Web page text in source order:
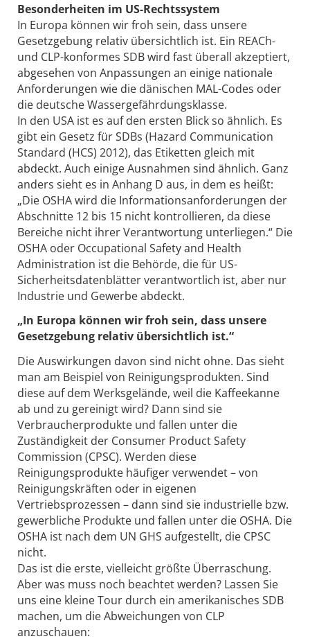
Besonderheiten im US-Rechtssystem
In Europa können wir froh sein, dass unsere
Gesetzgebung relativ übersichtlich ist. Ein REACh-
und CLP-konformes SDB wird fast überall akzeptiert,
abgesehen von Anpassungen an einige nationale
Anforderungen wie die dänischen MAL-Codes oder
die deutsche Wassergefährdungsklasse.
In den USA ist es auf den ersten Blick so ähnlich. Es
gibt ein Gesetz für SDBs (Hazard Communication
Standard (HCS) 2012), das Etiketten gleich mit
abdeckt. Auch einige Ausnahmen sind ähnlich. Ganz
anders sieht es in Anhang D aus, in dem es heißt:
„Die OSHA wird die Informa­tionsanforderungen der
Abschnitte 12 bis 15 nicht kontrollieren, da diese
Bereiche nicht ihrer Verantwortung unterliegen.“ Die
OSHA oder Occupational Safety and Health
Administration ist die Behörde, die für US-
Sicherheitsdaten­blätter verantwortlich ist, aber nur
Industrie und Gewerbe abdeckt.
„In Europa können wir froh sein, dass unsere
Gesetzgebung relativ übersichtlich ist.“
Die Auswirkungen davon sind nicht ohne. Das sieht
man am Beispiel von Reinigungsprodukten. Sind
diese auf dem Werksgelände, weil die Kaffeekanne
ab und zu gereinigt wird? Dann sind sie
Verbraucherprodukte und fallen unter die
Zuständigkeit der Consumer Product Safety
Commission (CPSC). Werden diese
Reinigungsprodukte häufiger verwendet – von
Reinigungskräften oder in eigenen
Vertriebsprozessen – dann sind sie industrielle bzw.
gewerbliche Produkte und fallen unter die OSHA. Die
OSHA ist nach dem UN GHS aufgestellt, die CPSC
nicht.
Das ist die erste, vielleicht größte Überraschung.
Aber was muss noch beachtet werden? Lassen Sie
uns eine kleine Tour durch ein amerikanisches SDB
machen, um die Abweichungen von CLP
anzuschauen: